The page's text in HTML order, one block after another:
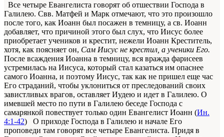
Все четыре Евангелиста говорят об отшествии Господа в
Галилею. Свв. Матфей и Марк отмечают, что это произошло
после того, как Иоанн был посажен в темницу, а св. Иоанн
добавляет, что причиной этого был слух, что Иисус более
приобретает учеников и крестит, нежели Иоанн Креститель,
хотя, как поясняет он, Сам Иисус не крестил, а ученики Его.
После всаждения Иоанна в темницу, вся вражда фарисеев
устремилась на Иисуса, который стал казаться им опаснее
самого Иоанна, и поэтому Иисус, так как не пришел еще час
Его страданий, чтобы уклониться от преследований своих
завистливых врагов, оставляет Иудею и идет в Галилею. О
имевшей место по пути в Галилею беседе Господа с
самарянкой повествует только один Евангелист Иоанн (Ин.
4:1-42) О приходе Господа в Галилею и начале Его
проповеди там говорят все четыре Евангелиста. Придя в